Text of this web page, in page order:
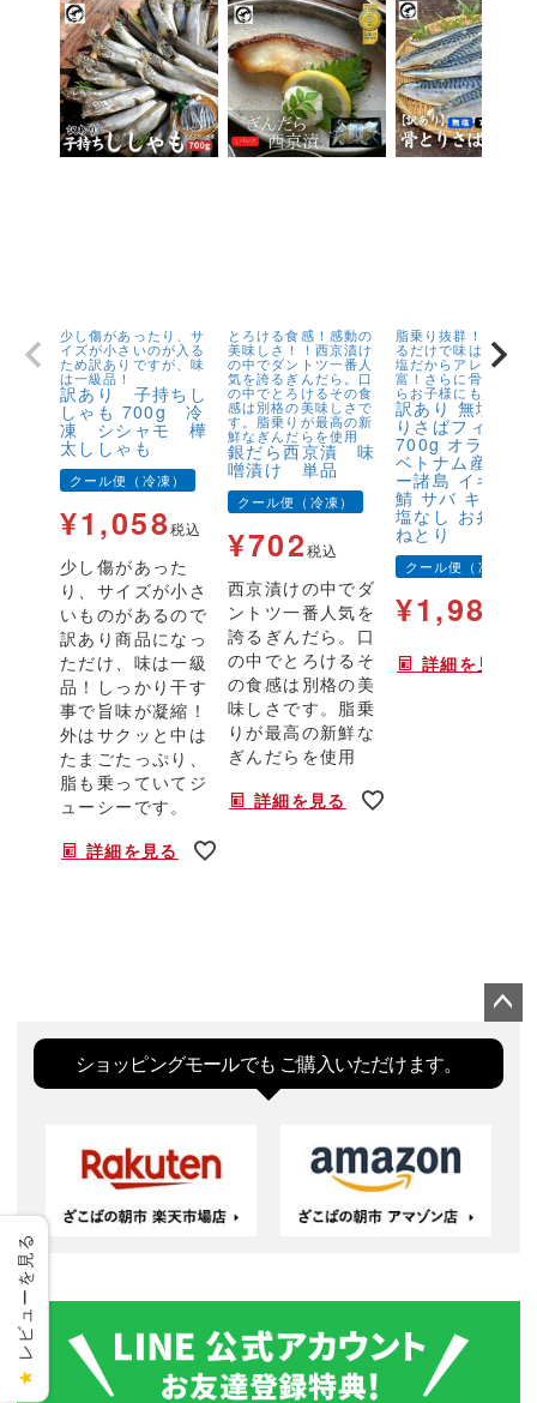
少し傷があったり、サ
イズが小さいのが入る
ため訳ありですが、味
は一級品！
訳あり 子持ちし
しゃも 700g 冷
凍 シシャモ 樺
太ししゃも
クール便（冷凍）
¥1,058税込
少し傷があった
り、サイズが小さ
いものがあるので
訳あり商品になっ
ただけ、味は一級
品！しっかり干す
事で旨味が凝縮！
外はサクッと中は
たまごたっぷり、
脂も乗っていてジ
ューシーです。
詳細を見る
とろける食感！感動の
美味しさ！！西京漬け
の中でダントツ一番人
気を誇るぎんだら。口
の中でとろけるその食
感は別格の美味しさで
す。脂乗りが最高の新
鮮なぎんだらを使用
銀だら西京漬 味
噌漬け 単品
クール便（冷凍）
¥702税込
西京漬けの中でダ
ントツ一番人気を
誇るぎんだら。口
の中でとろけるそ
の食感は別格の美
味しさです。脂乗
りが最高の新鮮な
ぎんだらを使用
詳細を見る
脂乗り抜群！キズが
るだけで味は1級品
塩だからアレンジが
富！さらに骨取りだ
らお子様にも安心！
訳あり 無塩 骨取
りさばフィーレ
700g オランダ
ベトナム産 フェ
ー諸島 イギリス
鯖 サバ キズ有
塩なし お弁当 ほ
ねとり
クール便（冷凍）
¥1,980
詳細を見る
ペー
ップ
ショッピングモールでも ご購入いただけます。
★
レビューを見る